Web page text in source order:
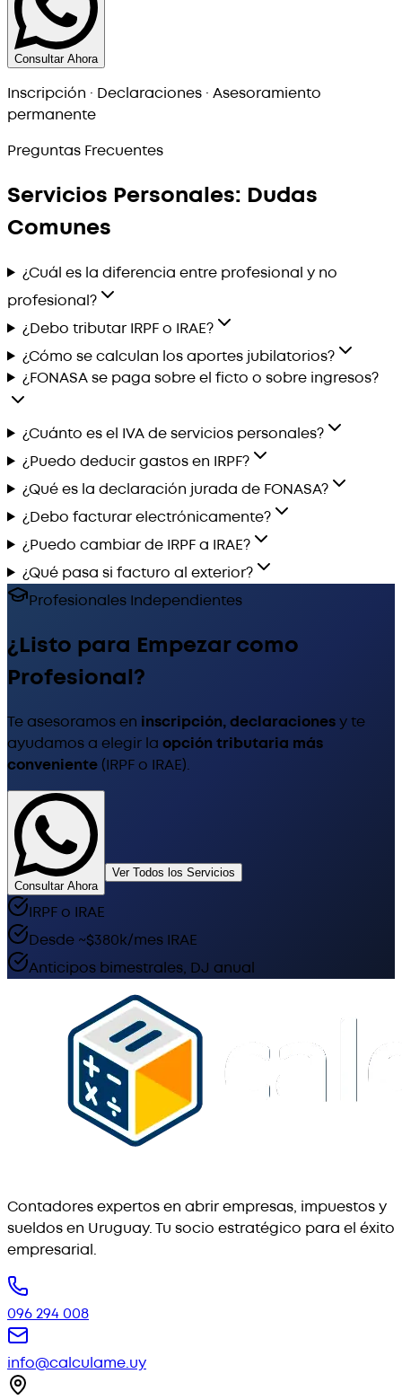
Consultar Ahora
Inscripción · Declaraciones · Asesoramiento
permanente
Preguntas Frecuentes
Servicios Personales: Dudas
Comunes
¿Cuál es la diferencia entre profesional y no
profesional?
¿Debo tributar IRPF o IRAE?
¿Cómo se calculan los aportes jubilatorios?
¿FONASA se paga sobre el ficto o sobre ingresos?
¿Cuánto es el IVA de servicios personales?
¿Puedo deducir gastos en IRPF?
¿Qué es la declaración jurada de FONASA?
¿Debo facturar electrónicamente?
¿Puedo cambiar de IRPF a IRAE?
¿Qué pasa si facturo al exterior?
Profesionales Independientes
¿Listo para Empezar como
Profesional?
Te asesoramos en inscripción, declaracionesy te
ayudamos a elegir la opción tributaria más
conveniente (IRPF o IRAE).
Consultar Ahora
Ver Todos los Servicios
IRPF o IRAE
Desde ~$380k/mes IRAE
Anticipos bimestrales, DJ anual
Contadores expertos en abrir empresas, impuestos y
sueldos en Uruguay. Tu socio estratégico para el éxito
empresarial.
096 294 008
info@calculame.uy